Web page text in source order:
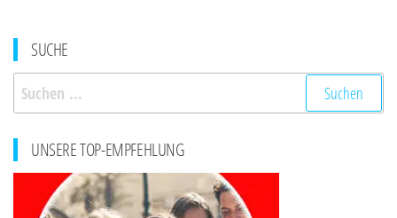
SUCHE
Suchen
nach:
UNSERE TOP-EMPFEHLUNG